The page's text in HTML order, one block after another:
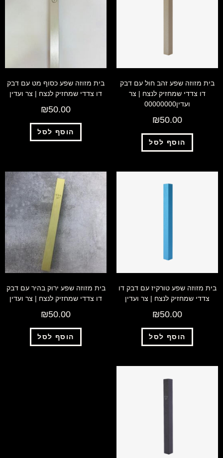
בית מזוזה שפע זהב חול עם דבק
דו צדדי שמחזיק לנצח | צר
ועדין00000000
₪50.00
הוסף לסל
בית מזוזה שפע כסוף מט עם דבק
דו צדדי שמחזיק לנצח | צר ועדין
₪50.00
הוסף לסל
בית מזוזה שפע טורקיז עם דבק דו
צדדי שמחזיק לנצח | צר ועדין
₪50.00
הוסף לסל
בית מזוזה שפע ירוק בהיר עם דבק
דו צדדי שמחזיק לנצח | צר ועדין
₪50.00
הוסף לסל